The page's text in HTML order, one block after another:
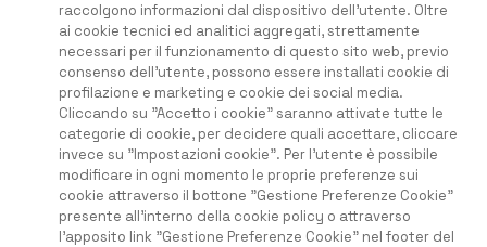
raccolgono informazioni dal dispositivo dell'utente. Oltre
ai cookie tecnici ed analitici aggregati, strettamente
necessari per il funzionamento di questo sito web, previo
consenso dell'utente, possono essere installati cookie di
profilazione e marketing e cookie dei social media.
Cliccando su "Accetto i cookie" saranno attivate tutte le
categorie di cookie, per decidere quali accettare, cliccare
invece su "Impostazioni cookie". Per l'utente è possibile
modificare in ogni momento le proprie preferenze sui
cookie attraverso il bottone "Gestione Preferenze Cookie"
presente all'interno della cookie policy o attraverso
l'apposito link "Gestione Preferenze Cookie" nel footer del